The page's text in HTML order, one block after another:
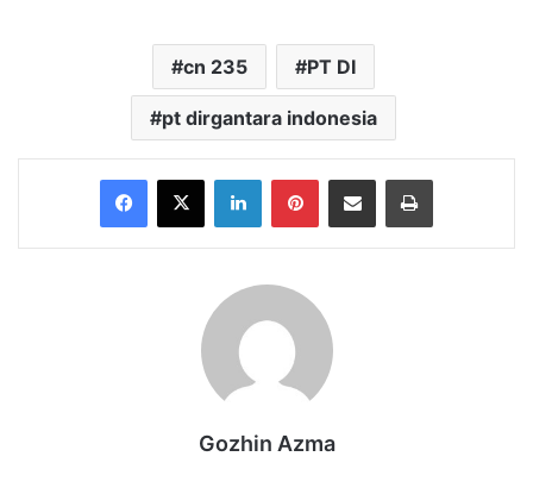
cn 235 PT DI
pt dirgantara indonesia
Facebook
X LinkedInPinterestShare via Email Print
Gozhin Azma